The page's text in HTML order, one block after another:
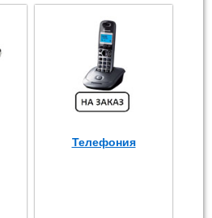
Телефония